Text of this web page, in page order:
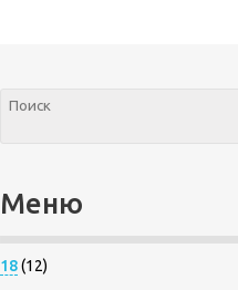
Меню
18(12)